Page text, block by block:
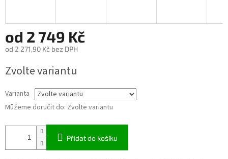
od 2 749 Kč
od 2 271,90 Kč bez DPH
cena:
Zvolte variantu
Varianta
Můžeme doručit do: Zvolte variantu
Přidat do košíku